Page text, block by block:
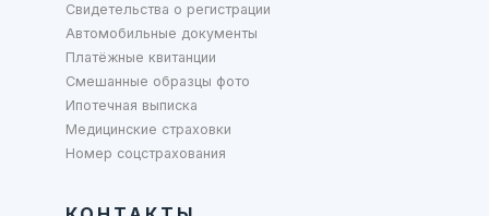
Свидетельства о регистрации
Автомобильные документы
Платёжные квитанции
Смешанные образцы фото
Ипотечная выписка
Медицинские страховки
Номер соцстрахования